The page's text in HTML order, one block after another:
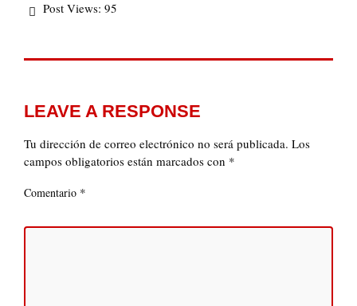
Post Views: 95
LEAVE A RESPONSE
Tu dirección de correo electrónico no será publicada. Los
campos obligatorios están marcados con *
Comentario *